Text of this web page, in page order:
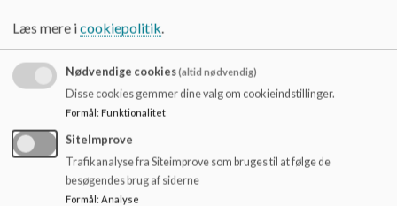
Dokumenter
2025 12 09- Referat.pdf
2026 01 27 - Referat.pdf
2026 03 03 - Referat.pdf
Læs mere icookiepolitik.
Nødvendige cookies(altid nødvendig)
Disse cookies gemmer dine valg om cookieindstillinger.
Formål: Funktionalitet
SiteImprove
Trafikanalyse fra Siteimprove som bruges til at følge de
besøgendes brug af siderne
Formål: Analyse